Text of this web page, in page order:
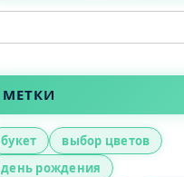
МЕТКИ
букет
выбор цветов
день рождения